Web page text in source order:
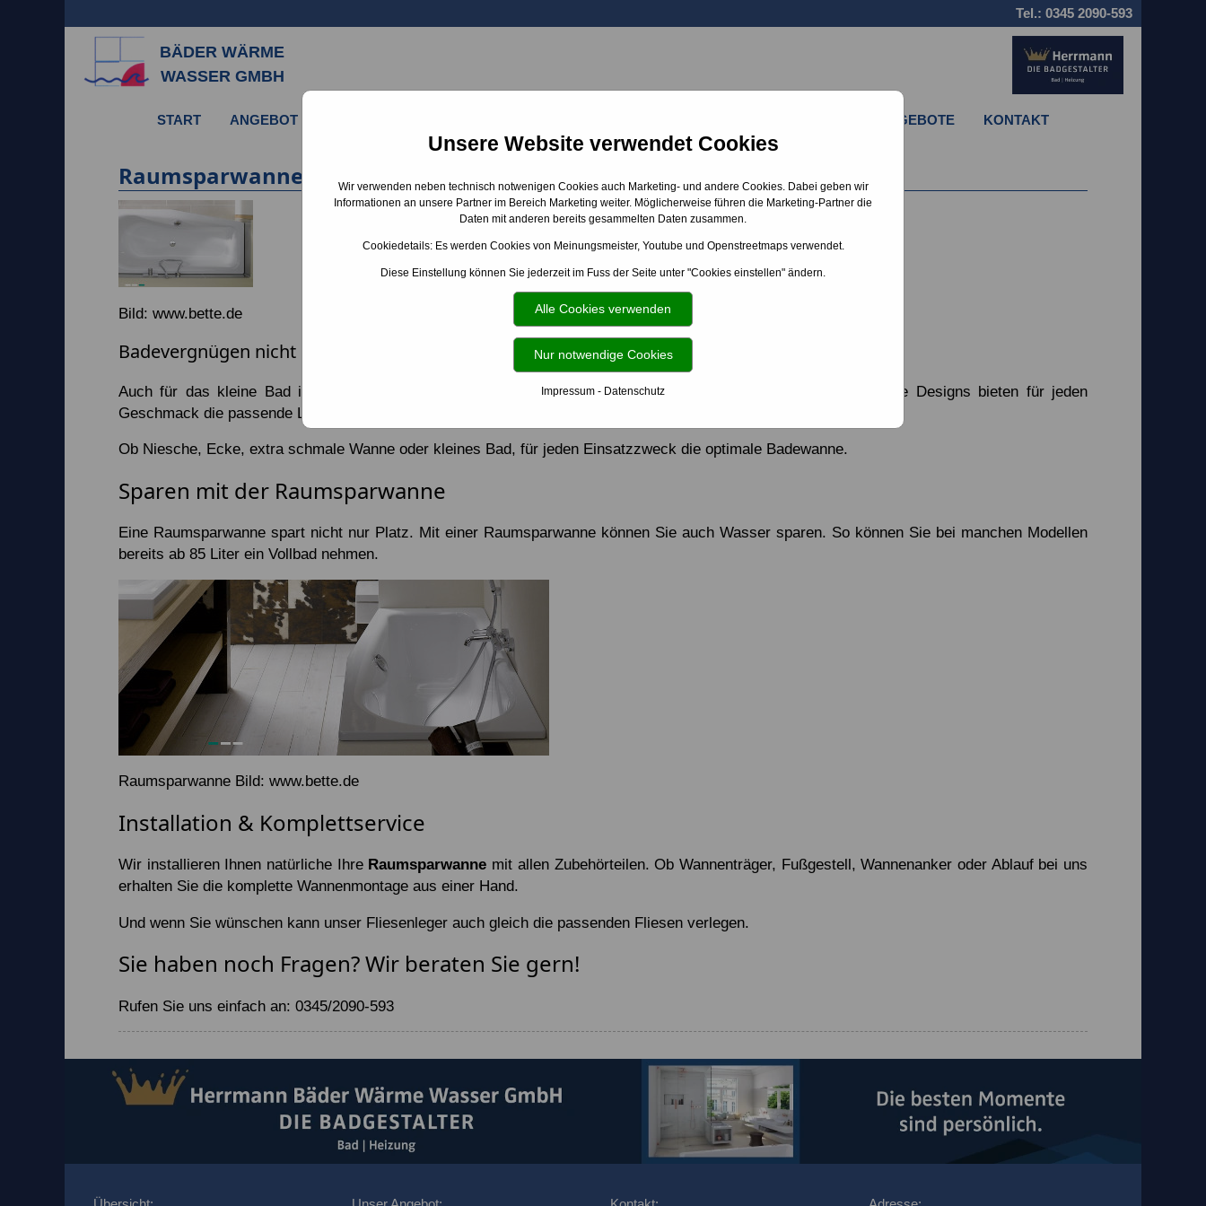
Tel.: 0345 2090-593
BÄDER WÄRME
WASSER GMBH
START ANGEBOT STELLENANGEBOTE KONTAKT
Raumsparwanne
Bild: www.bette.de
Badevergnügen nicht nur im kleinen Bad
Auch für das kleine Bad ist eine elegante Wohlfühlbadewanne möglich. Verschiedene Anbieter und verschiedene Designs bieten für jeden
Geschmack die passende Lösung.
Ob Niesche, Ecke, extra schmale Wanne oder kleines Bad, für jeden Einsatzzweck die optimale Badewanne.
Sparen mit der Raumsparwanne
Eine Raumsparwanne spart nicht nur Platz. Mit einer Raumsparwanne können Sie auch Wasser sparen. So können Sie bei manchen Modellen
bereits ab 85 Liter ein Vollbad nehmen.
Raumsparwanne Bild: www.bette.de
Installation & Komplettservice
Wir installieren Ihnen natürliche Ihre Raumsparwanne mit allen Zubehörteilen. Ob Wannenträger, Fußgestell, Wannenanker oder Ablauf bei uns
erhalten Sie die komplette Wannenmontage aus einer Hand.
Und wenn Sie wünschen kann unser Fliesenleger auch gleich die passenden Fliesen verlegen.
Sie haben noch Fragen? Wir beraten Sie gern!
Rufen Sie uns einfach an: 0345/2090-593
Unsere Website verwendet Cookies
Wir verwenden neben technisch notwenigen Cookies auch Marketing- und andere Cookies. Dabei geben wir
Informationen an unsere Partner im Bereich Marketing weiter. Möglicherweise führen die Marketing-Partner die
Daten mit anderen bereits gesammelten Daten zusammen.
Cookiedetails: Es werden Cookies von Meinungsmeister, Youtube und Openstreetmaps verwendet.
Diese Einstellung können Sie jederzeit im Fuss der Seite unter "Cookies einstellen" ändern.
Alle Cookies verwenden
Nur notwendige Cookies
Impressum - Datenschutz